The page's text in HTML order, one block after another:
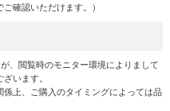
確認いただけます。）
、閲覧時のモニター環境によりまして
います。
上、ご購入のタイミングによっては品